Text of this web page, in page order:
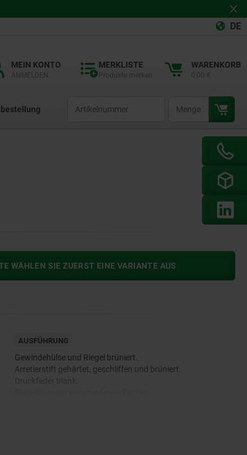
DE
MEIN KONTO MERKLISTE WARENKORB
WÄHLEN SIE ZUERST EINE VARIANTE AUS
AUSFÜHRUNG
Gewindehülse und Riegel brüniert.
Arretierstift gehärtet, geschliffen und brüniert.